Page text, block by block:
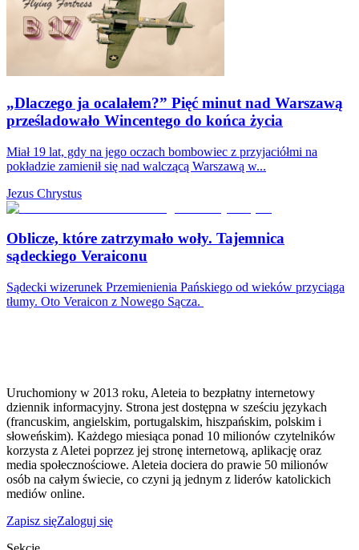
„Dlaczego ja ocalałem?” Pięć minut nad Warszawą
prześladowało Wincentego do końca życia
Miał 19 lat, gdy na jego oczach bombowiec z przyjaciółmi na
pokładzie zamienił się nad walczącą Warszawą w...
Jezus Chrystus
Oblicze, które zatrzymało woły. Tajemnica
sądeckiego Veraiconu
Sądecki wizerunek Przemienienia Pańskiego od wieków przyciąga
tłumy. Oto Veraicon z Nowego Sącza.
Uruchomiony w 2013 roku, Aleteia to bezpłatny internetowy
dziennik informacyjny. Strona jest dostępna w sześciu językach
(francuskim, angielskim, portugalskim, hiszpańskim, polskim i
słoweńskim). Każdego miesiąca ponad 10 milionów czytelników
korzysta z Aletei poprzez jej stronę internetową, aplikację oraz
media społecznościowe. Aleteia dociera do prawie 50 milionów
osób na całym świecie, co czyni ją jednym z liderów katolickich
mediów online.
Zapisz sięZaloguj się